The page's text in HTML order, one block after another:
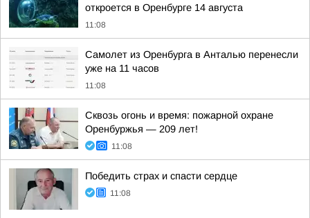
откроется в Оренбурге 14 августа
11:08
Самолет из Оренбурга в Анталью перенесли
уже на 11 часов
11:08
Сквозь огонь и время: пожарной охране
Оренбуржья — 209 лет!
11:08
Победить страх и спасти сердце
11:08